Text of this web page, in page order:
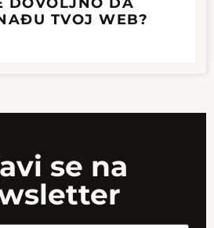
TVOJ WEB?
se na